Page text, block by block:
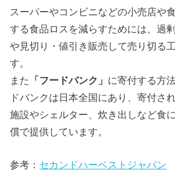
スーパーやコンビニなどの小売店や
する食品ロスを減らすためには、過
や見切り・値引き販売して売り切る
す。
また
「フードバンク」 に寄付する方
ドバンクは日本全国にあり、寄付さ
施設やシェルター、炊き出しなど食
償で提供しています。
参考： セカンドハーベストジャパン